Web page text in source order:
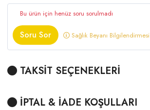
Bu ürün için henüz soru sorulmadı
Soru Sor Sağlık Beyanı Bilgilendirmesi
TAKSİT SEÇENEKLERİ
İPTAL & İADE KOŞULLARI